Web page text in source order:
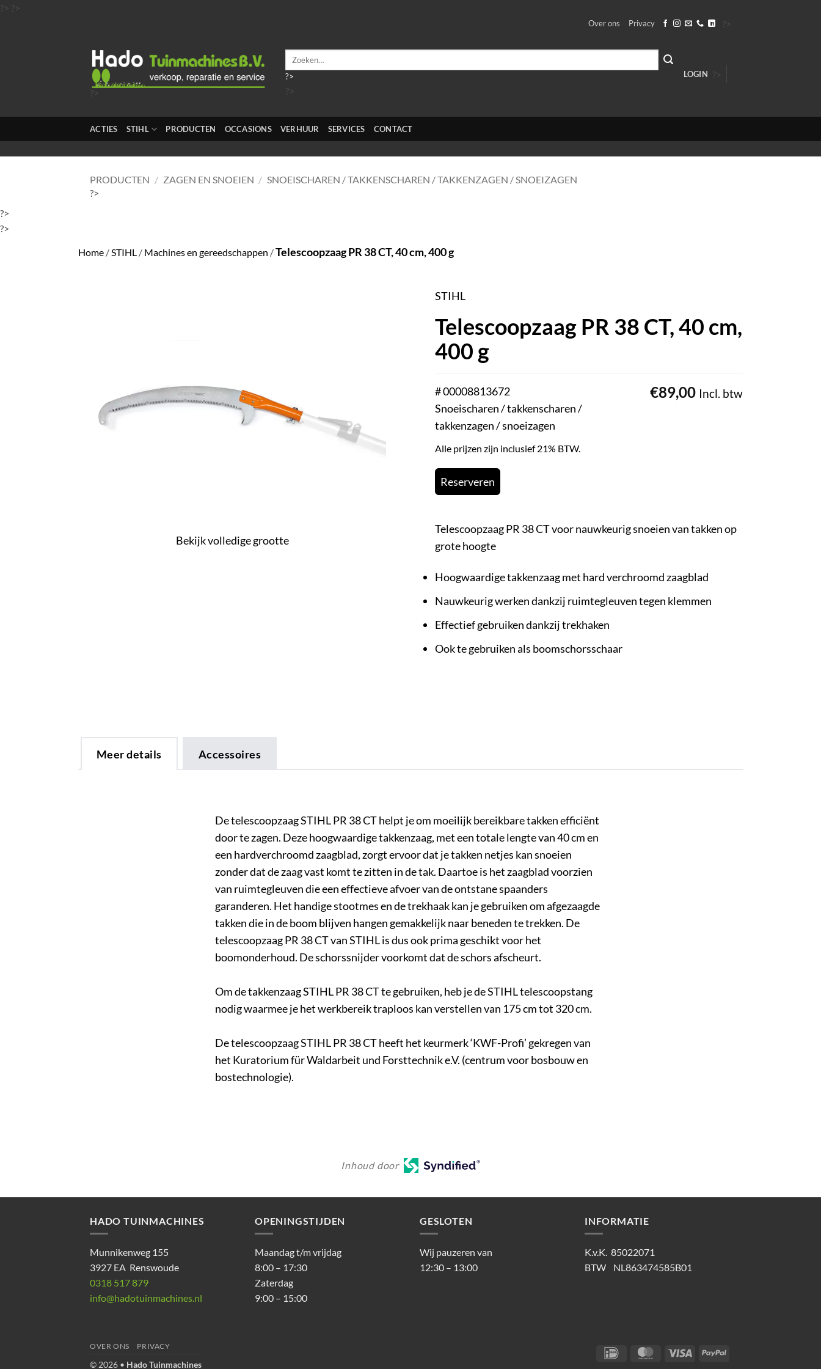
?> ?>
Over ons Privacy
?>
?>
Zoeken
?>
?>
LOGIN ?>
ACTIES STIHL PRODUCTEN OCCASIONS VERHUUR SERVICES CONTACT
PRODUCTEN / ZAGEN EN SNOEIEN / SNOEISCHAREN / TAKKENSCHAREN / TAKKENZAGEN / SNOEIZAGEN
?>
?>
?>
Home /STIHL / Machines en gereedschappen /Telescoopzaag PR 38 CT, 40 cm, 400 g
Bekijk volledige grootte
STIHL
Telescoopzaag PR 38 CT, 40 cm,
400 g
# 00008813672
Snoeischaren / takkenscharen /
takkenzagen / snoeizagen
€89,00 Incl. btw
Alle prijzen zijn inclusief 21% BTW.
Reserveren
Telescoopzaag PR 38 CT voor nauwkeurig snoeien van takken op
grote hoogte
Hoogwaardige takkenzaag met hard verchroomd zaagblad
Nauwkeurig werken dankzij ruimtegleuven tegen klemmen
Effectief gebruiken dankzij trekhaken
Ook te gebruiken als boomschorsschaar
Meer details Accessoires
De telescoopzaag STIHL PR 38 CT helpt je om moeilijk bereikbare takken efficiënt
door te zagen. Deze hoogwaardige takkenzaag, met een totale lengte van 40 cm en
een hardverchroomd zaagblad, zorgt ervoor dat je takken netjes kan snoeien
zonder dat de zaag vast komt te zitten in de tak. Daartoe is het zaagblad voorzien
van ruimtegleuven die een effectieve afvoer van de ontstane spaanders
garanderen. Het handige stootmes en de trekhaak kan je gebruiken om afgezaagde
takken die in de boom blijven hangen gemakkelijk naar beneden te trekken. De
telescoopzaag PR 38 CT van STIHL is dus ook prima geschikt voor het
boomonderhoud. De schorssnijder voorkomt dat de schors afscheurt.
Om de takkenzaag STIHL PR 38 CT te gebruiken, heb je de STIHL telescoopstang
nodig waarmee je het werkbereik traploos kan verstellen van 175 cm tot 320 cm.
De telescoopzaag STIHL PR 38 CT heeft het keurmerk ‘KWF-Profi’ gekregen van
het Kuratorium für Waldarbeit und Forsttechnik e.V. (centrum voor bosbouw en
bostechnologie).
Inhoud door
HADO TUINMACHINES
Munnikenweg 155
3927 EA Renswoude
0318 517 879
info@hadotuinmachines.nl
OPENINGSTIJDEN
Maandag t/m vrijdag
8:00 – 17:30
Zaterdag
9:00 – 15:00
GESLOTEN
Wij pauzeren van
12:30 – 13:00
INFORMATIE
K.v.K. 85022071
BTW NL863474585B01
IDeal MasterCard
Visa PayPal
OVER ONS PRIVACY
© 2026 • Hado Tuinmachines